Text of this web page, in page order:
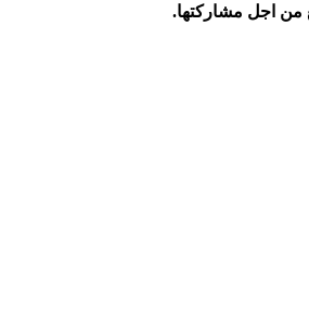
من اجل مشاركتها.